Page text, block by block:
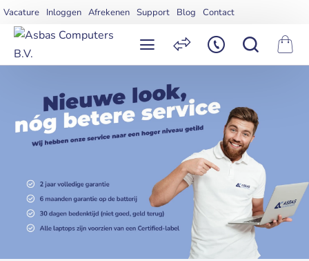
Asbas
Computers
B.V.
Vacature Inloggen Afrekenen Support Blog Contact